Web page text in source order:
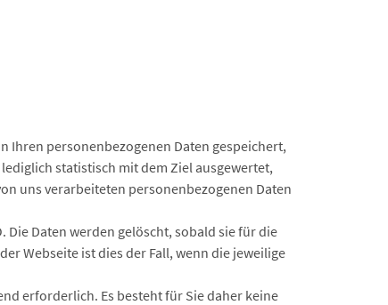
Ihren personenbezogenen Daten gespeichert,
statistisch mit dem Ziel ausgewertet,
uns verarbeiteten personenbezogenen Daten
Die Daten werden gelöscht, sobald sie für die
Webseite ist dies der Fall, wenn die jeweilige
erforderlich. Es besteht für Sie daher keine